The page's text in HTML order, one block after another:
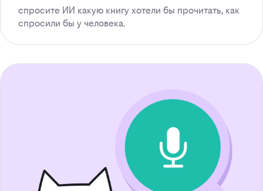
спросите ИИ какую книгу хотели бы прочитать, как
спросили бы у человека.